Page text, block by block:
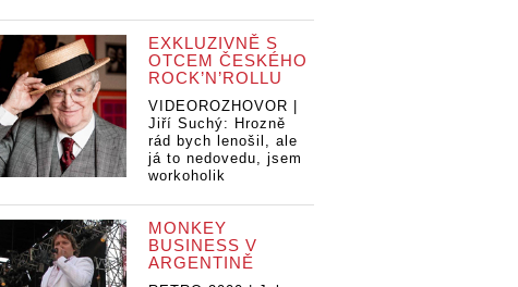
EXKLUZIVNĚ S
OTCEM ČESKÉHO
ROCK’N’ROLLU
VIDEOROZHOVOR |
Jiří Suchý: Hrozně
rád bych lenošil, ale
já to nedovedu, jsem
workoholik
MONKEY
BUSINESS V
ARGENTINĚ